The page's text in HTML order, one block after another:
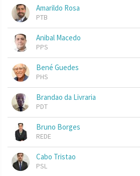
Amarildo Rosa
PTB
Anibal Macedo
PPS
Bené Guedes
PHS
Brandao da Livraria
PDT
Bruno Borges
REDE
Cabo Tristao
PSL